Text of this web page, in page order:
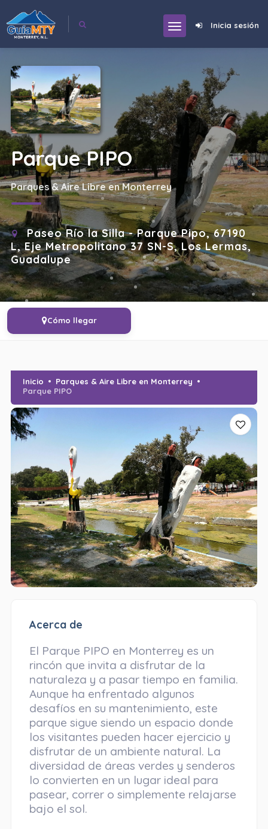
Inicia sesión
Parque PIPO
Parques & Aire Libre en Monterrey
Paseo Río la Silla - Parque Pipo, 67190
L, Eje Metropolitano 37 SN-S, Los Lermas,
Guadalupe
Cómo llegar
Inicio
Parques & Aire Libre en Monterrey
Parque PIPO
Acerca de
El Parque PIPO en Monterrey es un
rincón que invita a disfrutar de la
naturaleza y a pasar tiempo en familia.
Aunque ha enfrentado algunos
desafíos en su mantenimiento, este
parque sigue siendo un espacio donde
los visitantes pueden hacer ejercicio y
disfrutar de un ambiente natural. La
diversidad de áreas verdes y senderos
lo convierten en un lugar ideal para
pasear, correr o simplemente relajarse
bajo el sol.